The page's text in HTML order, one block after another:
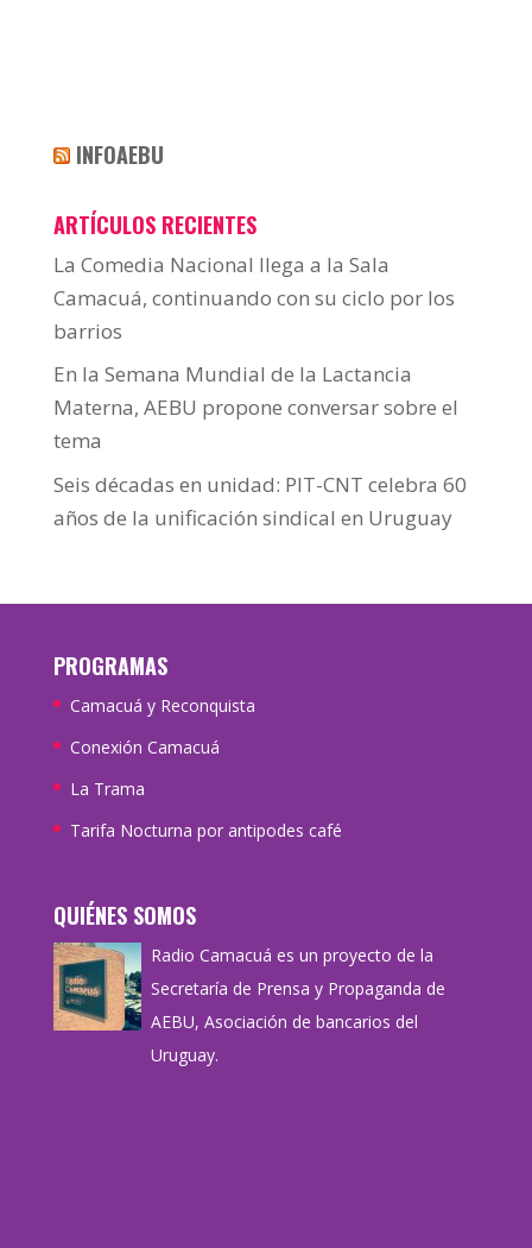
INFOAEBU
ARTÍCULOS RECIENTES
La Comedia Nacional llega a la Sala
Camacuá, continuando con su ciclo por los
barrios
En la Semana Mundial de la Lactancia
Materna, AEBU propone conversar sobre el
tema
Seis décadas en unidad: PIT-CNT celebra 60
años de la unificación sindical en Uruguay
PROGRAMAS
Camacuá y Reconquista
Conexión Camacuá
La Trama
Tarifa Nocturna por antipodes café
QUIÉNES SOMOS
Radio Camacuá es un proyecto de la
Secretaría de Prensa y Propaganda de
AEBU, Asociación de bancarios del
Uruguay.